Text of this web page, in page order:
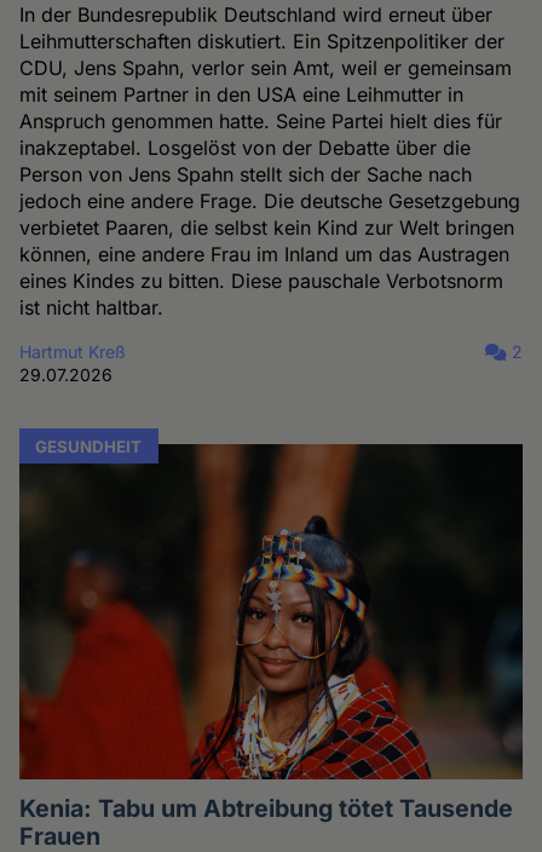
In der Bundesrepublik Deutschland wird erneut über
Leihmutterschaften diskutiert. Ein Spitzenpolitiker der
CDU, Jens Spahn, verlor sein Amt, weil er gemeinsam
mit seinem Partner in den USA eine Leihmutter in
Anspruch genommen hatte. Seine Partei hielt dies für
inakzeptabel. Losgelöst von der Debatte über die
Person von Jens Spahn stellt sich der Sache nach
jedoch eine andere Frage. Die deutsche Gesetzgebung
verbietet Paaren, die selbst kein Kind zur Welt bringen
können, eine andere Frau im Inland um das Austragen
eines Kindes zu bitten. Diese pauschale Verbotsnorm
ist nicht haltbar.
Hartmut Kreß
29.07.2026
2
GESUNDHEIT
Kenia: Tabu um Abtreibung tötet Tausende
Frauen